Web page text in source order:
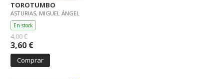
TOROTUMBO
ASTURIAS, MIGUEL ÁNGEL
En stock
4,00 €
3,60 €
Comprar